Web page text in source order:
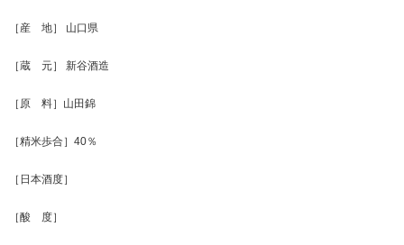
［産 地］ 山口県
［蔵 元］ 新谷酒造
［原 料］山田錦
［精米歩合］40％
［日本酒度］
［酸 度］